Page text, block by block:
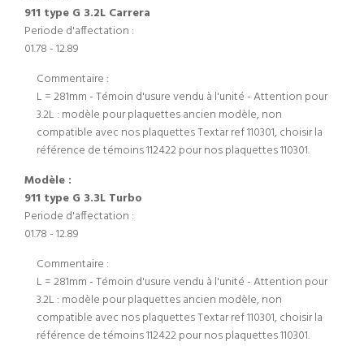
911 type G 3.2L Carrera
Periode d'affectation :
01.78 - 12.89
Commentaire :
L = 281mm - Témoin d'usure vendu à l'unité - Attention pour
3.2L : modèle pour plaquettes ancien modèle, non
compatible avec nos plaquettes Textar ref 110301, choisir la
référence de témoins 112422 pour nos plaquettes 110301.
Modèle :
911 type G 3.3L Turbo
Periode d'affectation :
01.78 - 12.89
Commentaire :
L = 281mm - Témoin d'usure vendu à l'unité - Attention pour
3.2L : modèle pour plaquettes ancien modèle, non
compatible avec nos plaquettes Textar ref 110301, choisir la
référence de témoins 112422 pour nos plaquettes 110301.